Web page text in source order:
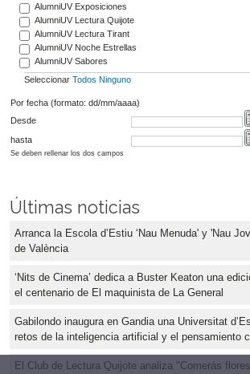
AlumniUV Exposiciones
AlumniUV Lectura Quijote
AlumniUV Lectura Tirant
AlumniUV Noche Estrellas
AlumniUV Sabores
Seleccionar Todos Ninguno
Por fecha (formato: dd/mm/aaaa)
Desde
hasta
Se deben rellenar los dos campos
Últimas noticias
Arranca la Escola d’Estiu ‘Nau Menuda' y 'Nau
de València
‘Nits de Cinema’ dedica a Buster Keaton una
el centenario de El maquinista de La General
Gabilondo inaugura en Gandia una Universitat
retos de la inteligencia artificial y el pensamiento
El Club de Lectura Quijote analiza "Comerás